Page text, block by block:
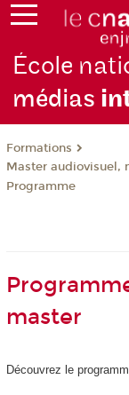
École
médias
Formations
Master audiovisuel,
Programme
master
Découvrez le